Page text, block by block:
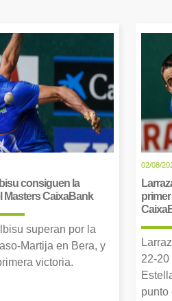
consiguen la
Masters CaixaBank
superan por la
Martija en Bera, y
victoria.
02/08/
22-20
punto